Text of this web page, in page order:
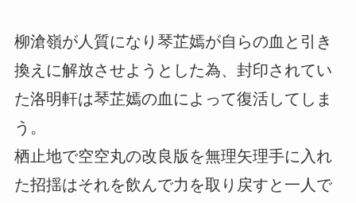
柳滄嶺が人質になり琴芷嫣が自らの血と引き
換えに解放させようとした為、封印されてい
た洛明軒は琴芷嫣の血によって復活してしま
う。
栖止地で空空丸の改良版を無理矢理手に入れ
た招揺はそれを飲んで力を取り戻すと一人で